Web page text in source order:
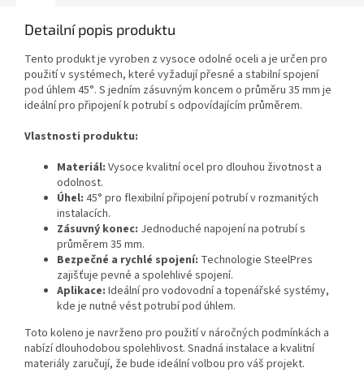
Detailní popis produktu
Tento produkt je vyroben z vysoce odolné oceli a je určen pro
použití v systémech, které vyžadují přesné a stabilní spojení
pod úhlem 45°. S jedním zásuvným koncem o průměru 35 mm je
ideální pro připojení k potrubí s odpovídajícím průměrem.
Vlastnosti produktu:
Materiál: Vysoce kvalitní ocel pro dlouhou životnost a
odolnost.
Úhel: 45° pro flexibilní připojení potrubí v rozmanitých
instalacích.
Zásuvný konec: Jednoduché napojení na potrubí s
průměrem 35 mm.
Bezpečné a rychlé spojení: Technologie SteelPres
zajišťuje pevné a spolehlivé spojení.
Aplikace: Ideální pro vodovodní a topenářské systémy,
kde je nutné vést potrubí pod úhlem.
Toto koleno je navrženo pro použití v náročných podmínkách a
nabízí dlouhodobou spolehlivost. Snadná instalace a kvalitní
materiály zaručují, že bude ideální volbou pro váš projekt.